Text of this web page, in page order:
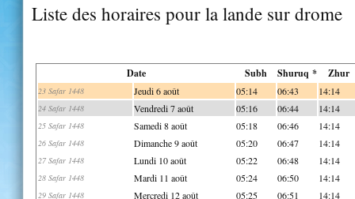
Liste des horaires pour la lande sur drome
Date Subh Shuruq * Zhur
23 Safar 1448 Jeudi 6 août 05:14 06:43 14:14
24 Safar 1448 Vendredi 7 août 05:16 06:44 14:14
25 Safar 1448 Samedi 8 août 05:18 06:46 14:14
26 Safar 1448 Dimanche 9 août 05:20 06:47 14:14
27 Safar 1448 Lundi 10 août 05:22 06:48 14:14
28 Safar 1448 Mardi 11 août 05:24 06:50 14:14
29 Safar 1448 Mercredi 12 août 05:25 06:51 14:14